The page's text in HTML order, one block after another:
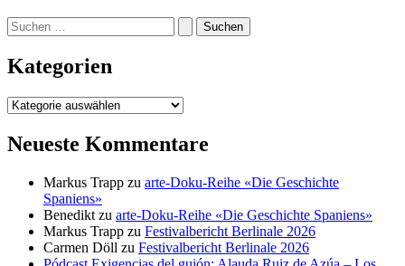
Suchen
nach:
Kategorien
Kategorien
Neueste Kommentare
Markus Trapp zu arte-Doku-Reihe «Die Geschichte
Spaniens»
Benedikt zu arte-Doku-Reihe «Die Geschichte Spaniens»
Markus Trapp zu Festivalbericht Berlinale 2026
Carmen Döll zu Festivalbericht Berlinale 2026